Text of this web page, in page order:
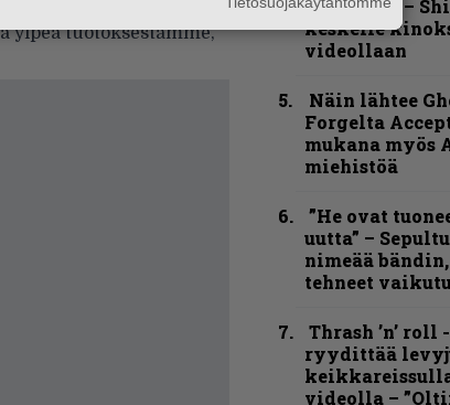
ylpeä tuotoksestamme,
Pohjolalle –
keskelle
videollaan
Näin lähtee
Forgelta
mukana myös
miehistöä
”He ovat
uutta” –
nimeää
tehneet
Thrash ’n’
ryydittää
videolla –